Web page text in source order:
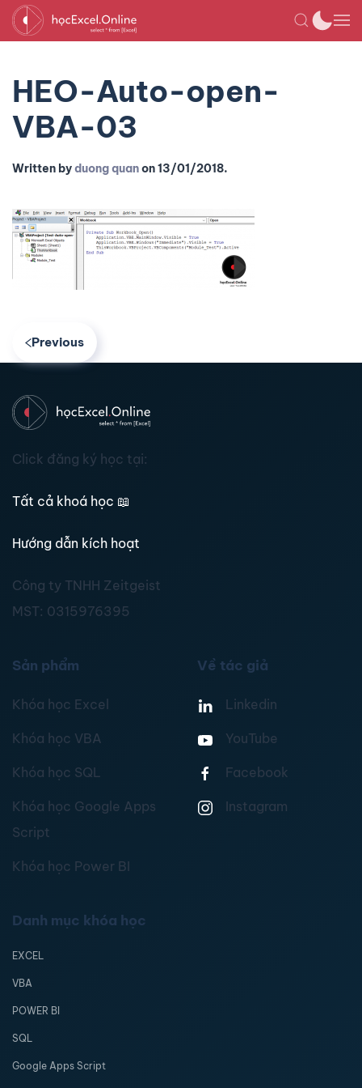
HEO-Auto-open-
VBA-03
Written byduong quanon13/01/2018.
Previous
Click đăng ký học tại:
Tất cả khoá học 📖
Hướng dẫn kích hoạt
Công ty TNHH Zeitgeist
MST: 0315976395
Sản phẩm
Khóa học Excel
Khóa học VBA
Khóa học SQL
Khóa học Google Apps
Script
Khóa học Power BI
Về tác giả
Linkedin
YouTube
Facebook
Instagram
Danh mục khóa học
EXCEL
VBA
POWER BI
SQL
Google Apps Script